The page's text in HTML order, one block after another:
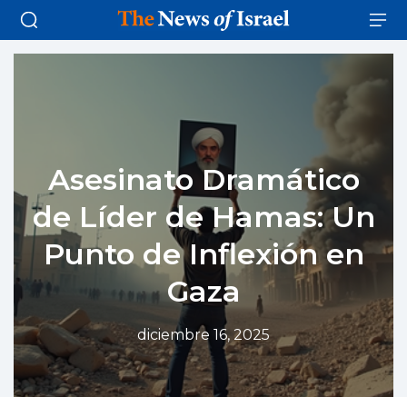
Asesinato Dramático
de Líder de Hamas: Un
Punto de Inflexión en
Gaza
diciembre 16, 2025